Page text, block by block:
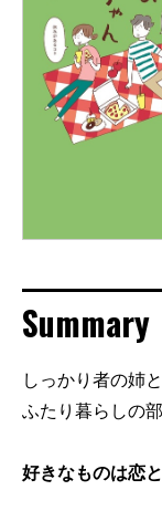
Summary
しっかり者の姉
ふたり暮らしの
好きなものは恋